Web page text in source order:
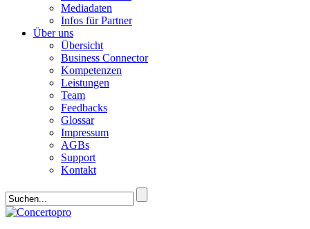
Mediadaten
Infos für Partner
Über uns
Übersicht
Business Connector
Kompetenzen
Leistungen
Team
Feedbacks
Glossar
Impressum
AGBs
Support
Kontakt